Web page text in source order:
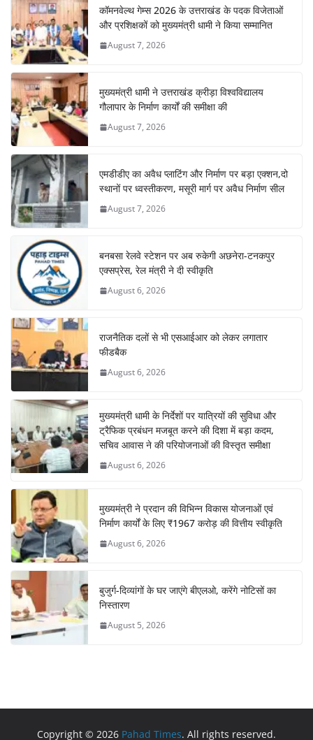
कॉमनवेल्थ गेम्स 2026 के उत्तराखंड के पदक विजेताओं
और प्रशिक्षकों को मुख्यमंत्री धामी ने किया सम्मानित
August 7, 2026
मुख्यमंत्री धामी ने उत्तराखंड क्रीड़ा विश्वविद्यालय
गौलापार के निर्माण कार्यों की समीक्षा की
August 7, 2026
एमडीडीए का अवैध प्लाटिंग और निर्माण पर बड़ा एक्शन,दो
स्थानों पर ध्वस्तीकरण, मसूरी मार्ग पर अवैध निर्माण सील
August 7, 2026
बनबसा रेलवे स्टेशन पर अब रुकेगी अछनेरा-टनकपुर
एक्सप्रेस, रेल मंत्री ने दी स्वीकृति
August 6, 2026
राजनैतिक दलों से भी एसआईआर को लेकर लगातार
फीडबैक
August 6, 2026
मुख्यमंत्री धामी के निर्देशों पर यात्रियों की सुविधा और
ट्रैफिक प्रबंधन मजबूत करने की दिशा में बड़ा कदम,
सचिव आवास ने की परियोजनाओं की विस्तृत समीक्षा
August 6, 2026
मुख्यमंत्री ने प्रदान की विभिन्न विकास योजनाओं एवं
निर्माण कार्यों के लिए ₹1967 करोड़ की वित्तीय स्वीकृति
August 6, 2026
बुजुर्ग-दिव्यांगों के घर जाएंगे बीएलओ, करेंगे नोटिसों का
निस्तारण
August 5, 2026
Copyright © 2026 Pahad Times. All rights reserved.